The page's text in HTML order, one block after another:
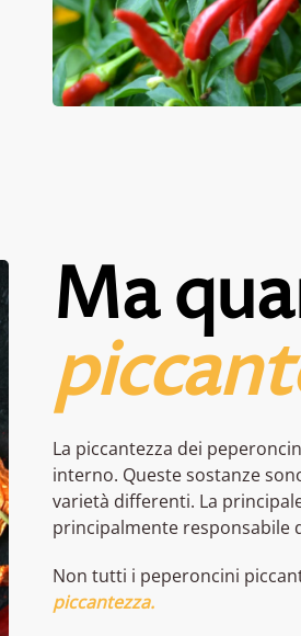
Ma
La piccantezza dei
interno. Queste sostanze
varietà differenti. La
principalmente responsabile
Non tutti i peperoncini
piccantezza.